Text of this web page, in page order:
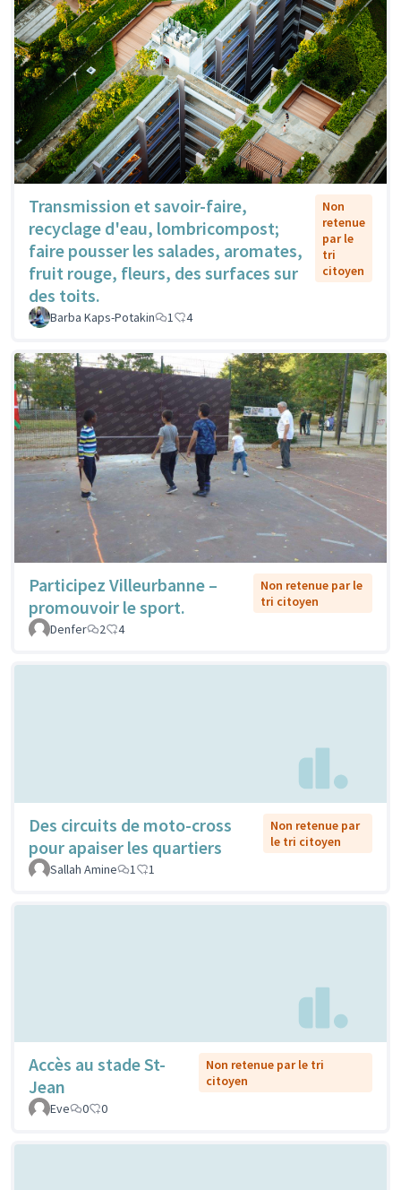
Transmission et savoir-faire,
recyclage d'eau, lombricompost;
faire pousser les salades, aromates,
fruit rouge, fleurs, des surfaces sur
des toits.
Non
retenue
par le
tri
citoyen
Barba Kaps-Potakin 1 4
Participez Villeurbanne –
promouvoir le sport.
Non retenue par le
tri citoyen
Denfer
2 4
Des circuits de moto-cross
pour apaiser les quartiers
Non retenue par
le tri citoyen
Sallah Amine
1 1
Accès au stade St-
Jean
Non retenue par le tri
citoyen
Eve
0 0